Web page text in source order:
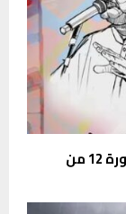
خالد الهبر وعيون الكلام يختتمان الليلة، الدورة 12 من